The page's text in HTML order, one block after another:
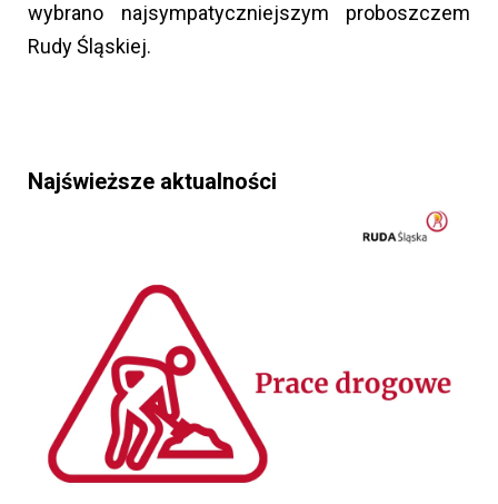
wybrano najsympatyczniejszym proboszczem
Rudy Śląskiej.
Najświeższe aktualności